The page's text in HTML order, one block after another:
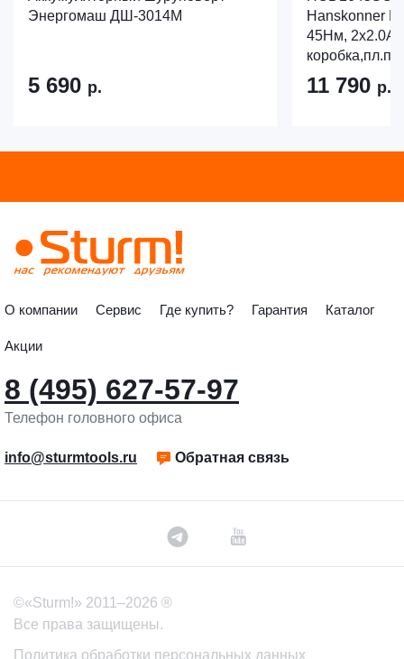
Энергомаш ДШ-3014М
5 690 р.
Hanskonner
45Нм,
11 790 р.
О компании Сервис Где купить? Гарантия Каталог
Акции
8 (495) 627-57-97
Телефон головного офиса
info@sturmtools.ru Обратная связь
©«Sturm!» 2011–2026 ®
Все права защищены.
Политика обработки персональных данных